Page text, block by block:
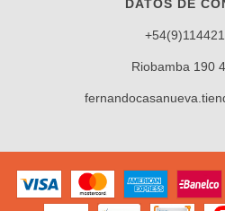
DATOS DE
Riobamba 190